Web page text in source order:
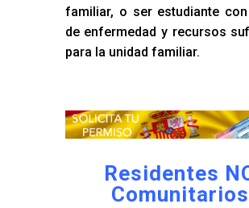
familiar, o ser estudiante
de enfermedad y recursos
para la unidad familiar.
Residentes
Comunitarios